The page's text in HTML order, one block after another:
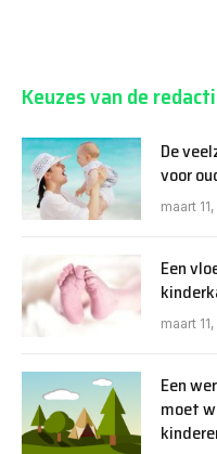
Keuzes van de
De
voor
maart
Een
maart
Een
moet